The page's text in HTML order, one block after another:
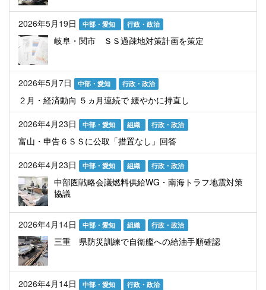
2026年5月19日 中部・愛知 行政・政治
岐阜・関市 ＳＳ過疎地対策計画を策定
2026年5月7日 中部・愛知 行政・政治
２月・経済動向 ５ヵ月連続で 緩やかに持直し
2026年4月23日
中部・愛知 組織 行政・政治
富山・申告６ＳＳに公取「措置なし」回答
2026年4月23日
中部・愛知 組織 行政・政治
中部圏戦略会議燃料供給WG・南海トラフ地震対策
協議
2026年4月14日 中部・愛知 組織 行政・政治
三重 県防災訓練で自衛艦への給油手順確認
2026年4月14日 中部・愛知 行政・政治